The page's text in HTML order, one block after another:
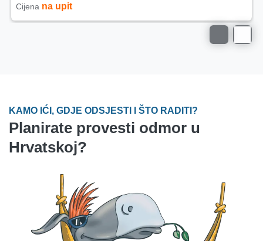
Cijena od 250 €
KAMO IĆI, GDJE ODSJESTI I ŠTO RADITI?
Planirate provesti odmor u
Hrvatskoj?